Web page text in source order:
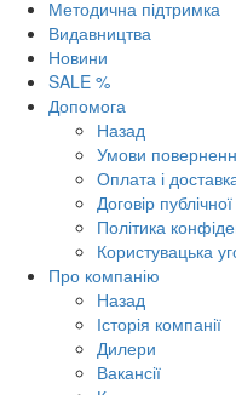
Методична підтримка
Видавництва
Новини
SALE %
Допомога
Назад
Умови
Оплата і
Договір
Політика
Користувацька
Про компанію
Назад
Історія компанії
Дилери
Вакансії